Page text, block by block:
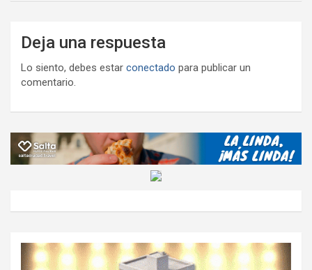
Deja una respuesta
Lo siento, debes estar conectado para publicar un
comentario.